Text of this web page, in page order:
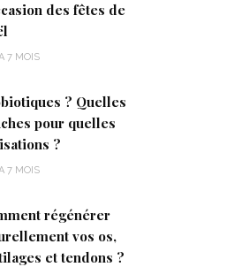
des fêtes de
7 MOIS
? Quelles
pour quelles
?
7 MOIS
régénérer
vos os,
et tendons ?